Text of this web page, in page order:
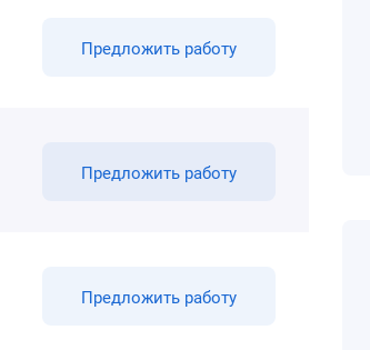
Предложить работу
Предложить работу
Предложить работу